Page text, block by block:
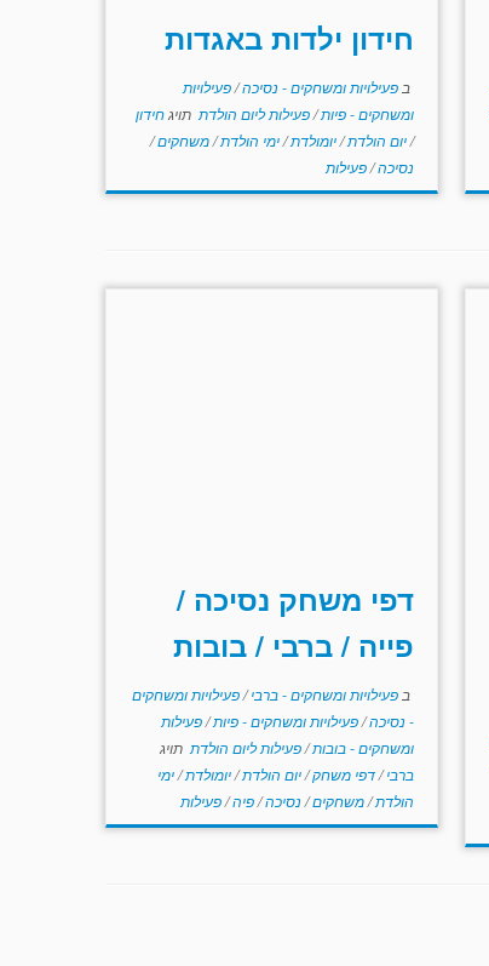
חידון ילדות באגדות
ב פעילויות ומשחקים - נסיכה/פעילויות
ומשחקים - פיות/פעילות ליום הולדת תויגחידון
/יום הולדת/יומולדת/ימי הולדת/משחקים/
נסיכה/פעילות
דפי משחק נסיכה /
פייה / ברבי / בובות
ב פעילויות ומשחקים - ברבי/פעילויות ומשחקים
- נסיכה/פעילויות ומשחקים - פיות/פעילות
ומשחקים - בובות/פעילות ליום הולדת תויג
ברבי/דפי משחק/יום הולדת/יומולדת/ימי
הולדת/משחקים/ נסיכה/פיה/פעילות